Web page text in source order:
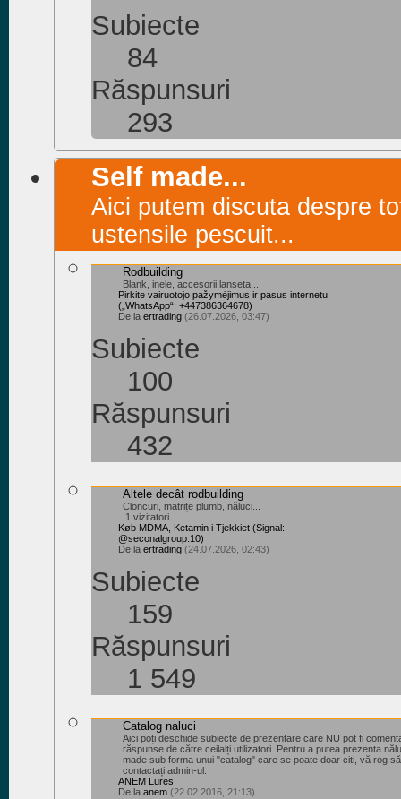
Subiecte
84
Răspunsuri
293
Self made...
Aici putem discuta despre
ustensile pescuit...
Rodbuilding
Blank, inele, accesorii lanseta...
Pirkite vairuotojo pažymėjimus ir pasus internetu
(„WhatsApp“: +447386364678)
De la ertrading (26.07.2026, 03:47)
Subiecte
100
Răspunsuri
432
Altele decât rodbuilding
Cloncuri, matrițe plumb, năluci...
1 vizitatori
Køb MDMA, Ketamin i Tjekkiet (Signal:
@seconalgroup.10)
De la ertrading (24.07.2026, 02:43)
Subiecte
159
Răspunsuri
1 549
Catalog naluci
Aici poți deschide subiecte de prezentare care NU pot fi
răspunse de către ceilalți utilizatori. Pentru a putea prezenta
made sub forma unui "catalog" care se poate doar citi, vă rog să
contactați admin-ul.
ANEM Lures
De la anem (22.02.2016, 21:13)